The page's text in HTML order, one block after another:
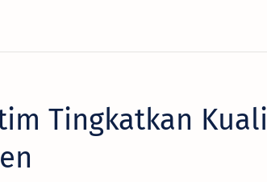
Tingkatkan